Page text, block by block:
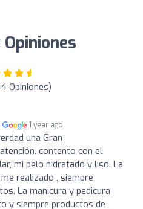
Opiniones)
1 year ago
una Gran
contento con el
mi pelo hidratado y liso. La
realizado , siempre
La manicura y pedicura
y siempre productos de